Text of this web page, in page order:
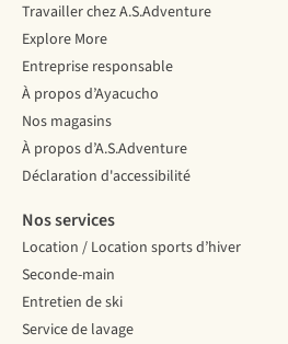
Travailler chez A.S.Adventure
Explore More
Entreprise responsable
À propos d’Ayacucho
Nos magasins
À propos d’A.S.Adventure
Déclaration d'accessibilité
Nos services
Location / Location sports d’hiver
Seconde-main
Entretien de ski
Service de lavage